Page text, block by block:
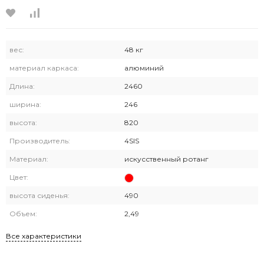
вес: 48 кг
материал каркаса: алюминий
Длина: 2460
ширина: 246
высота: 820
Производитель: 4SIS
Материал: искусственный ротанг
Цвет:
высота сиденья: 490
Объем: 2,49
Все характеристики